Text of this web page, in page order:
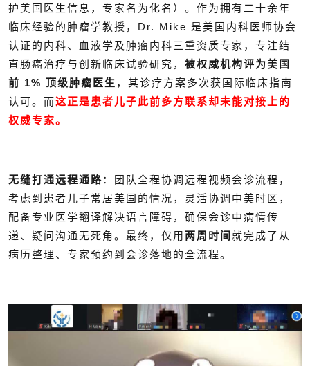
护美国医生信息，专家名为化名）。作为拥有二十余年
临床经验的肿瘤学教授，Dr. Mike 是美国内科医师协会
认证的内科、血液学及肿瘤内科三重资质专家，专注结
直肠癌治疗与创新临床试验研究， 被权威机构评为美国
前 1% 顶级肿瘤医生 ，其诊疗方案多次获国际临床指南
认可。而这正是患者儿子此前多方联系却未能对接上的
权威专家。
无缝打通远程通路：团队全程协调远程视频会诊流程，
考虑到患者儿子常居美国的情况，灵活协调中美时区，
配备专业医学翻译解决语言障碍，确保会诊中病情传
递、疑问沟通无死角。最终，仅用 两周时间 就完成了从
病历整理、专家预约到会诊落地的全流程。